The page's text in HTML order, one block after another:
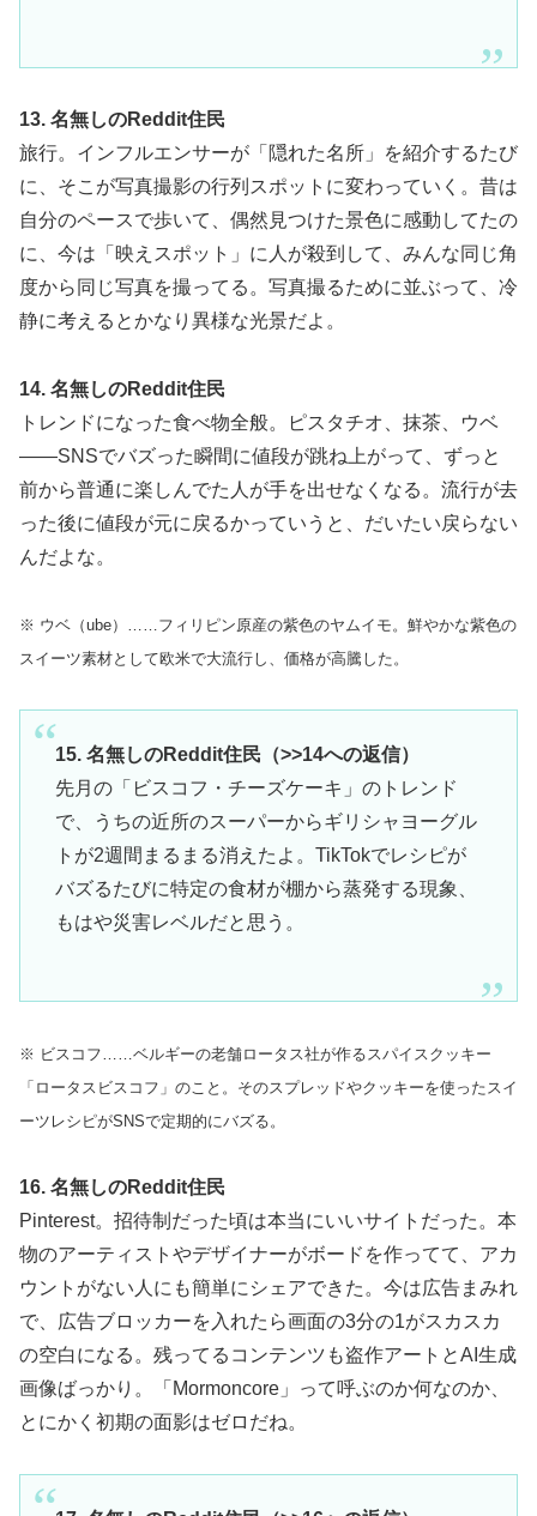
13. 名無しのReddit住民
旅行。インフルエンサーが「隠れた名所」を紹介するたび
に、そこが写真撮影の行列スポットに変わっていく。昔は
自分のペースで歩いて、偶然見つけた景色に感動してたの
に、今は「映えスポット」に人が殺到して、みんな同じ角
度から同じ写真を撮ってる。写真撮るために並ぶって、冷
静に考えるとかなり異様な光景だよ。
14. 名無しのReddit住民
トレンドになった食べ物全般。ピスタチオ、抹茶、ウベ
——SNSでバズった瞬間に値段が跳ね上がって、ずっと
前から普通に楽しんでた人が手を出せなくなる。流行が去
った後に値段が元に戻るかっていうと、だいたい戻らない
んだよな。
※ ウベ（ube）……フィリピン原産の紫色のヤムイモ。鮮やかな紫色の
スイーツ素材として欧米で大流行し、価格が高騰した。
15. 名無しのReddit住民（>>14への返信）
先月の「ビスコフ・チーズケーキ」のトレンド
で、うちの近所のスーパーからギリシャヨーグル
トが2週間まるまる消えたよ。TikTokでレシピが
バズるたびに特定の食材が棚から蒸発する現象、
もはや災害レベルだと思う。
※ ビスコフ……ベルギーの老舗ロータス社が作るスパイスクッキー
「ロータスビスコフ」のこと。そのスプレッドやクッキーを使ったスイ
ーツレシピがSNSで定期的にバズる。
16. 名無しのReddit住民
Pinterest。招待制だった頃は本当にいいサイトだった。本
物のアーティストやデザイナーがボードを作ってて、アカ
ウントがない人にも簡単にシェアできた。今は広告まみれ
で、広告ブロッカーを入れたら画面の3分の1がスカスカ
の空白になる。残ってるコンテンツも盗作アートとAI生成
画像ばっかり。「Mormoncore」って呼ぶのか何なのか、
とにかく初期の面影はゼロだね。